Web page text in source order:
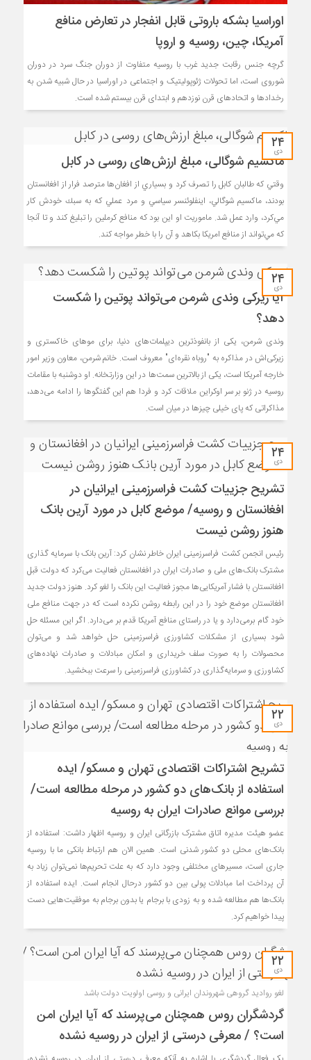
اوراسیا بشکه باروتی قابل انفجار در تعارض منافع
آمریکا، چین، روسیه و اروپا
گرچه جنس رقابت جدید غرب با روسیه متفاوت از دوران جنگ سرد در دوران
شوروی است، اما تحولات ژئوپولیتیک و اجتماعی در اوراسیا در حال شبیه شدن به
رخدادها و اتحادهای قرن نوزدهم و ابتدای قرن بیستم شده است.
۲۴
دی
ماکسیم شوگالی، مبلغ ارزش‌های روسی در کابل
وقتي كه طالبان كابل را تصرف كرد و بسياري از افغان‌ها مترصد فرار از افغانستان
بودند، ماكسيم شوگالي، اينفلوئنسر سياسي و مرد عملي كه به سبك خودش كار
مي‌كرد، وارد عمل شد. ماموريت او اين بود كه منافع كرملين را تبليغ كند و تا آنجا
كه مي‌تواند از منافع امريكا بكاهد و آن را با خطر مواجه كند.
۲۴
دی
آیا زیرکی وندی شرمن می‌تواند پوتین را شکست
دهد؟
وندی شرمن، یکی از بانفوذترین دیپلمات‌های دنیا، برای موهای خاکستری و
زیرکی‌اش در مذاکره به "روباه نقره‌ای" معروف است. خانم شرمن، معاون وزیر امور
خارجه آمریکا است، یکی از بالاترین سمت‌ها در این وزارتخانه. او دوشنبه با مقامات
روسیه در ژنو بر سر اوکراین ملاقات کرد و فردا هم این گفتگوها را ادامه می‌دهد،
مذاکراتی که پای خیلی چیزها در میان است.
۲۴
دی
تشریح جزییات کشت فراسرزمینی ایرانیان در
افغانستان و روسیه/ موضع کابل در مورد آرین بانک
هنوز روشن نیست
رئیس انجمن کشت فراسرزمینی ایران خاطر نشان کرد: آرین بانک با سرمایه گذاری
مشترک بانک‌های ملی و صادرات ایران در افغانستان فعالیت می‌کرد که دولت قبل
افغانستان با فشار آمریکایی‌ها مجوز فعالیت این بانک را لغو کرد. هنوز دولت جدید
افغانستان موضع خود را در این رابطه روشن نکرده است که در جهت منافع ملی
خود گام برمی‌دارد و یا در راستای منافع آمریکا قدم بر می‌دارد. اگر این مسئله حل
شود بسیاری از مشکلات کشاورزی فراسرزمینی حل خواهد شد و می‌توان
محصولات را به صورت سلف خریداری و امکان مبادلات و صادرات نهاده‌های
کشاورزی و سرمایه‌گذاری در کشاورزی فراسرزمینی را سرعت ببخشید.
۲۲
دی
تشریح اشتراکات اقتصادی تهران و مسکو/ ایده
استفاده از بانک‌های دو کشور در مرحله مطالعه است/
بررسی موانع صادرات ایران به روسیه
عضو هیئت مدیره اتاق مشترک بازرگانی ایران و روسیه اظهار داشت: استفاده از
بانک‌های محلی دو کشور شدنی است. همین الان هم ارتباط بانکی ما با روسیه
جاری است، مسیرهای مختلفی وجود دارد که به علت تحریم‌ها نمی‌توان زیاد به
آن پرداخت اما مبادلات پولی بین دو کشور درحال انجام است. ایده استفاده از
بانک‌ها هم مطالعه شده و به زودی با برجام یا بدون برجام به موفقیت‌هایی دست
پیدا خواهیم کرد.
۲۲
دی
لغو روادید گروهی شهروندان ایرانی و روسی اولویت دولت باشد
گردشگران روس همچنان می‌پرسند که آیا ایران امن
است؟ / معرفی درستی از ایران در روسیه نشده